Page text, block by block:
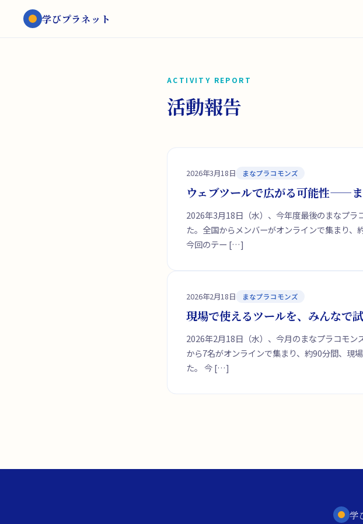
学びプラネット
ACTIVITY REPORT
活動報告
2026年3月18日 まなプラコモンズ
ウェブツールで広がる可能性——
2026年3月18日（水）、今年度最後のまなプ
た。全国からメンバーがオンラインで集まり、
今回のテー […]
2026年2月18日 まなプラコモンズ
現場で使えるツールを、みんな
2026年2月18日（水）、今月のまなプラコモ
から7名がオンラインで集まり、約90分間、現
た。 今 […]
学